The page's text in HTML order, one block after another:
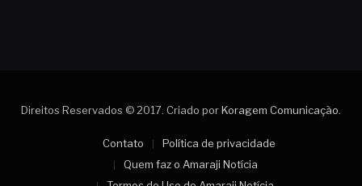
Direitos Reservados © 2017. Criado porKoragem Comunicação.
Contato
Política de privacidade
Quem faz o Amaraji Notícia